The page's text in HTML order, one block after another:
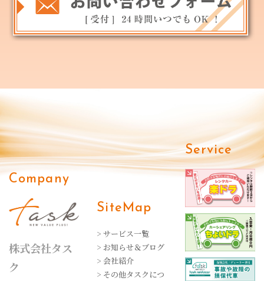
Company
株式会社タス
ク
SiteMap
> サービス一覧
> お知らせ＆ブログ
> 会社紹介
> その他タスクにつ
Service